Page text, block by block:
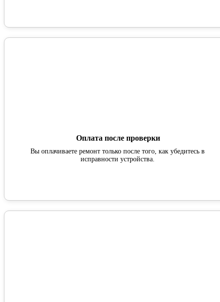
Оплата после проверки
Вы оплачиваете ремонт только после того, как убедитесь в
исправности устройства.